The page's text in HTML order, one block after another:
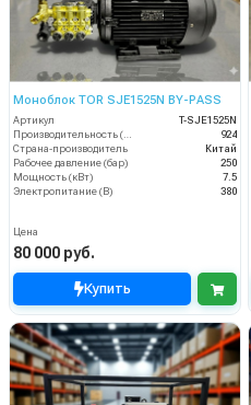
Моноблок TOR SJE1525N BY-PASS
Артикул
T-SJE1525N
Производительность (л/ч)
924
Страна-производитель
Китай
Рабочее давление (бар)
250
Мощность (кВт)
7.5
Электропитание (В)
380
Цена
80 000 руб.
Купить